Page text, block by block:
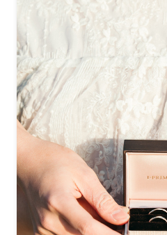
整。自然な雰囲気を残しつつも、
に。きっと「こんな写真を撮って
出会えます。まずは、ラブグラフの